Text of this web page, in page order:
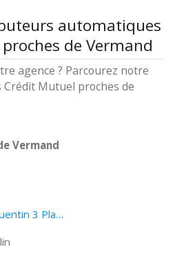
automatiques
de Vermand
agence ? Parcourez notre
Crédit Mutuel proches de
Vermand
Crédit Mutuel Saint-Quentin 3 Place Crommelin